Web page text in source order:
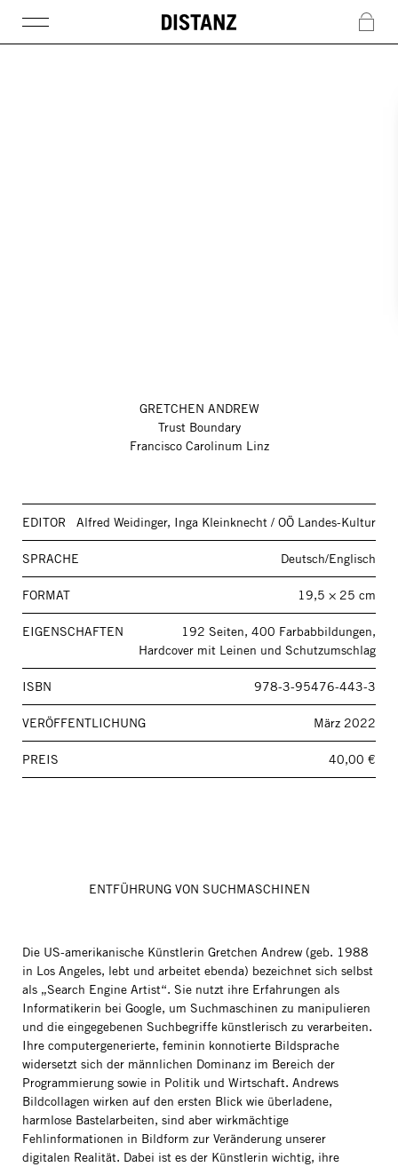
c
GRETCHEN ANDREW
Trust Boundary
Francisco Carolinum Linz
EDITOR Alfred Weidinger, Inga Kleinknecht / OÖ Landes-Kultur
SPRACHE Deutsch/Englisch
FORMAT 19,5 × 25 cm
EIGENSCHAFTEN
192 Seiten, 400 Farbabbildungen,
Hardcover mit Leinen und Schutzumschlag
ISBN 978-3-95476-443-3
VERÖFFENTLICHUNG März 2022
PREIS 40,00 €
ENTFÜHRUNG VON SUCHMASCHINEN
Die US-amerikanische Künstlerin Gretchen Andrew (geb. 1988
in Los Angeles, lebt und arbeitet ebenda) bezeichnet sich selbst
als „Search Engine Artist“. Sie nutzt ihre Erfahrungen als
Informatikerin bei Google, um Suchmaschinen zu manipulieren
und die eingegebenen Suchbegriffe künstlerisch zu verarbeiten.
Ihre computergenerierte, feminin konnotierte Bildsprache
widersetzt sich der männlichen Dominanz im Bereich der
Programmierung sowie in Politik und Wirtschaft. Andrews
Bildcollagen wirken auf den ersten Blick wie überladene,
harmlose Bastelarbeiten, sind aber wirkmächtige
Fehlinformationen in Bildform zur Veränderung unserer
digitalen Realität. Dabei ist es der Künstlerin wichtig, ihre